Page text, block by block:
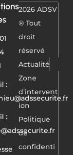
:
:
2026 ADSV
® Tout
droit
réservé
Actualité
Zone
d'intervent
ion
Politique
de
confidenti